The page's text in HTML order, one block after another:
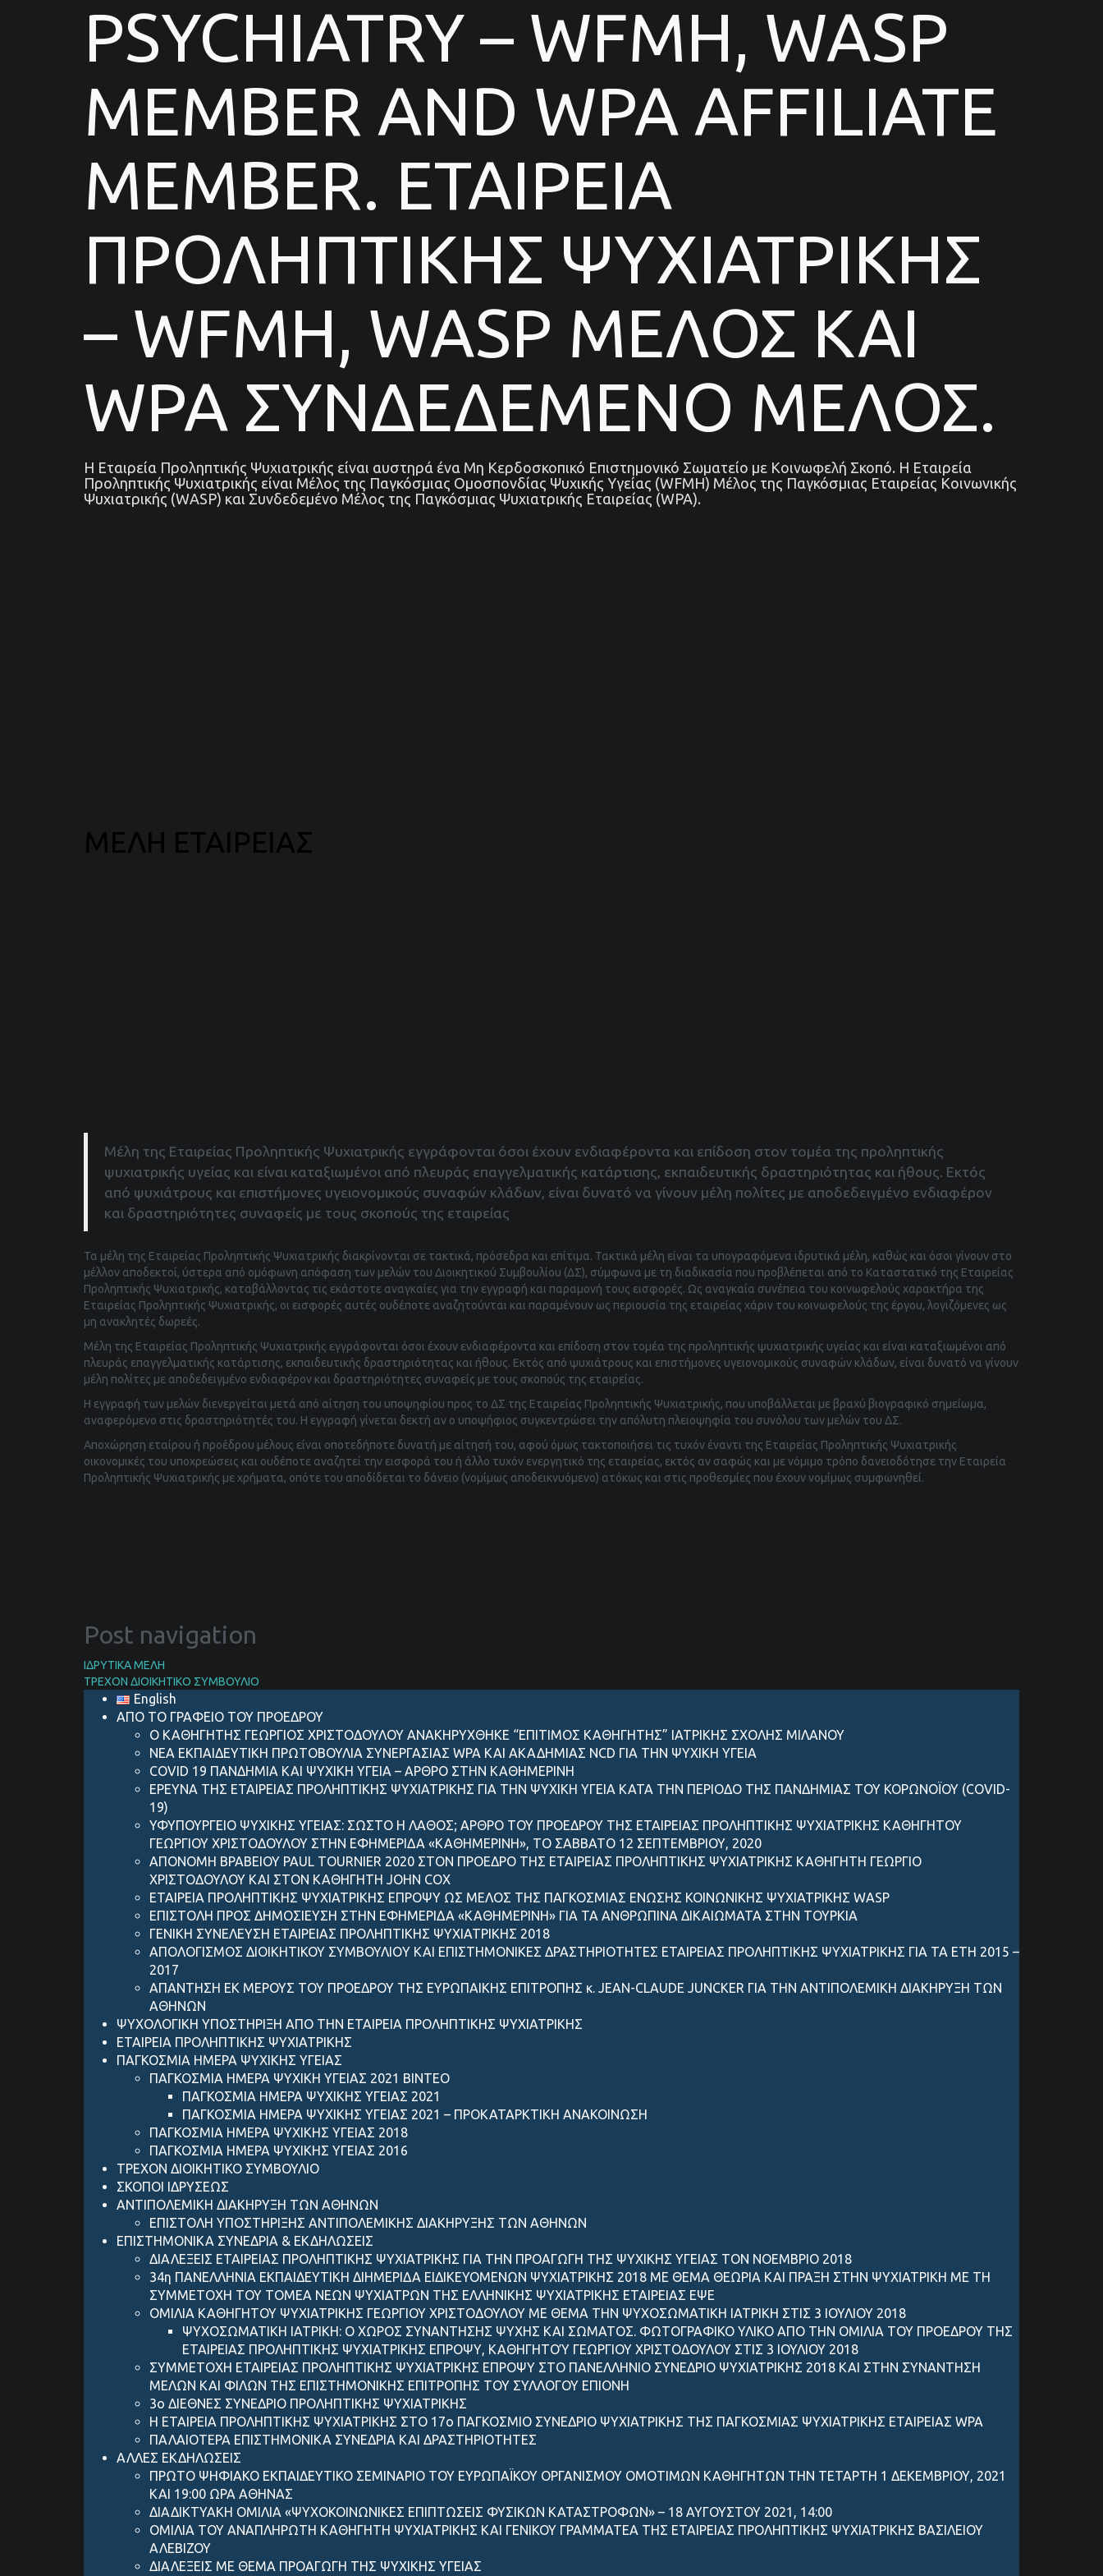
PSYCHIATRY – WFMH, WASP
MEMBER AND WPA AFFILIATE
MEMBER. ΕΤΑΙΡΕΙΑ
ΠΡΟΛΗΠΤΙΚΗΣ ΨΥΧΙΑΤΡΙΚΗΣ
– WFMH, WASP ΜΕΛΟΣ ΚΑΙ
WPA ΣΥΝΔΕΔΕΜΕΝΟ ΜΕΛΟΣ.
Η Εταιρεία Προληπτικής Ψυχιατρικής είναι αυστηρά ένα Μη Κερδοσκοπικό Επιστημονικό Σωματείο με Κοινωφελή Σκοπό. Η Εταιρεία
Προληπτικής Ψυχιατρικής είναι Μέλος της Παγκόσμιας Ομοσπονδίας Ψυχικής Υγείας (WFMH) Μέλος της Παγκόσμιας Εταιρείας Κοινωνικής
Ψυχιατρικής (WASP) και Συνδεδεμένο Μέλος της Παγκόσμιας Ψυχιατρικής Εταιρείας (WPA).
ΜΕΛΗ ΕΤΑΙΡΕΙΑΣ
Μέλη της Εταιρείας Προληπτικής Ψυχιατρικής εγγράφονται όσοι έχουν ενδιαφέροντα και επίδοση στον τομέα της προληπτικής
ψυχιατρικής υγείας και είναι καταξιωμένοι από πλευράς επαγγελματικής κατάρτισης, εκπαιδευτικής δραστηριότητας και ήθους. Εκτός
από ψυχιάτρους και επιστήμονες υγειονομικούς συναφών κλάδων, είναι δυνατό να γίνουν μέλη πολίτες με αποδεδειγμένο ενδιαφέρον
και δραστηριότητες συναφείς με τους σκοπούς της εταιρείας
Τα μέλη της Εταιρείας Προληπτικής Ψυχιατρικής διακρίνονται σε τακτικά, πρόσεδρα και επίτιμα. Τακτικά μέλη είναι τα υπογραφόμενα ιδρυτικά μέλη, καθώς και όσοι γίνουν στο
μέλλον αποδεκτοί, ύστερα από ομόφωνη απόφαση των μελών του Διοικητικού Συμβουλίου (ΔΣ), σύμφωνα με τη διαδικασία που προβλέπεται από το Καταστατικό της Εταιρείας
Προληπτικής Ψυχιατρικής, καταβάλλοντας τις εκάστοτε αναγκαίες για την εγγραφή και παραμονή τους εισφορές. Ως αναγκαία συνέπεια του κοινωφελούς χαρακτήρα της
Εταιρείας Προληπτικής Ψυχιατρικής, οι εισφορές αυτές ουδέποτε αναζητούνται και παραμένουν ως περιουσία της εταιρείας χάριν του κοινωφελούς της έργου, λογιζόμενες ως
μη ανακλητές δωρεές.
Μέλη της Εταιρείας Προληπτικής Ψυχιατρικής εγγράφονται όσοι έχουν ενδιαφέροντα και επίδοση στον τομέα της προληπτικής ψυχιατρικής υγείας και είναι καταξιωμένοι από
πλευράς επαγγελματικής κατάρτισης, εκπαιδευτικής δραστηριότητας και ήθους. Εκτός από ψυχιάτρους και επιστήμονες υγειονομικούς συναφών κλάδων, είναι δυνατό να γίνουν
μέλη πολίτες με αποδεδειγμένο ενδιαφέρον και δραστηριότητες συναφείς με τους σκοπούς της εταιρείας.
Η εγγραφή των μελών διενεργείται μετά από αίτηση του υποψηφίου προς το ΔΣ της Εταιρείας Προληπτικής Ψυχιατρικής, που υποβάλλεται με βραχύ βιογραφικό σημείωμα,
αναφερόμενο στις δραστηριότητές του. Η εγγραφή γίνεται δεκτή αν ο υποψήφιος συγκεντρώσει την απόλυτη πλειοψηφία του συνόλου των μελών του ΔΣ.
Αποχώρηση εταίρου ή προέδρου μέλους είναι οποτεδήποτε δυνατή με αίτησή του, αφού όμως τακτοποιήσει τις τυχόν έναντι της Εταιρείας Προληπτικής Ψυχιατρικής
οικονομικές του υποχρεώσεις και ουδέποτε αναζητεί την εισφορά του ή άλλο τυχόν ενεργητικό της εταιρείας, εκτός αν σαφώς και με νόμιμο τρόπο δανειοδότησε την Εταιρεία
Προληπτικής Ψυχιατρικής με χρήματα, οπότε του αποδίδεται το δάνειο (νομίμως αποδεικνυόμενο) ατόκως και στις προθεσμίες που έχουν νομίμως συμφωνηθεί.
Post navigation
ΙΔΡΥΤΙΚΑ ΜΕΛΗ
ΤΡΕΧΟΝ ΔΙΟΙΚΗΤΙΚΟ ΣΥΜΒΟΥΛΙΟ
English
ΑΠΟ ΤΟ ΓΡΑΦΕΙΟ ΤΟΥ ΠΡΟΕΔΡΟΥ
Ο ΚΑΘΗΓΗΤΗΣ ΓΕΩΡΓΙΟΣ ΧΡΙΣΤΟΔΟΥΛΟΥ ΑΝΑΚΗΡΥΧΘΗΚΕ “ΕΠΙΤΙΜΟΣ ΚΑΘΗΓΗΤΗΣ” ΙΑΤΡΙΚΗΣ ΣΧΟΛΗΣ ΜΙΛΑΝΟΥ
ΝΕΑ ΕΚΠΑΙΔΕΥΤΙΚΗ ΠΡΩΤΟΒΟΥΛΙΑ ΣΥΝΕΡΓΑΣΙΑΣ WPA ΚΑΙ ΑΚΑΔΗΜΙΑΣ NCD ΓΙΑ ΤΗΝ ΨΥΧΙΚΗ ΥΓΕΙΑ
COVID 19 ΠΑΝΔΗΜIΑ ΚΑΙ ΨΥΧΙΚH ΥΓΕIΑ – AΡΘΡΟ ΣΤΗΝ ΚΑΘΗΜΕΡΙΝH
ΕΡΕΥΝΑ ΤΗΣ ΕΤΑΙΡΕΙΑΣ ΠΡΟΛΗΠΤΙΚΗΣ ΨΥΧΙΑΤΡΙΚΗΣ ΓΙΑ ΤΗΝ ΨΥΧΙΚΗ ΥΓΕΙΑ ΚΑΤΑ ΤΗΝ ΠΕΡΙΟΔΟ ΤΗΣ ΠΑΝΔΗΜΙΑΣ ΤΟΥ ΚΟΡΩΝΟΪΟΥ (COVID-
19)
ΥΦΥΠΟΥΡΓΕΙΟ ΨΥΧΙΚΗΣ ΥΓΕΙΑΣ: ΣΩΣΤΟ Η ΛΑΘΟΣ; ΑΡΘΡΟ ΤΟΥ ΠΡΟΕΔΡΟΥ ΤΗΣ ΕΤΑΙΡΕΙΑΣ ΠΡΟΛΗΠΤΙΚΗΣ ΨΥΧΙΑΤΡΙΚΗΣ ΚΑΘΗΓΗΤΟΥ
ΓΕΩΡΓΙΟΥ ΧΡΙΣΤΟΔΟΥΛΟΥ ΣΤΗΝ ΕΦΗΜΕΡΙΔΑ «ΚΑΘΗΜΕΡΙΝΗ», ΤΟ ΣΑΒΒΑΤΟ 12 ΣΕΠΤΕΜΒΡΙΟΥ, 2020
ΑΠΟΝΟΜΗ ΒΡΑΒΕΙΟΥ PAUL TOURNIER 2020 ΣΤΟΝ ΠΡΟΕΔΡΟ ΤΗΣ ΕΤΑΙΡΕΙΑΣ ΠΡΟΛΗΠΤΙΚΗΣ ΨΥΧΙΑΤΡΙΚΗΣ ΚΑΘΗΓΗΤΗ ΓΕΩΡΓΙΟ
ΧΡΙΣΤΟΔΟΥΛΟΥ ΚΑΙ ΣΤΟΝ ΚΑΘΗΓΗΤΗ JOHN COX
ΕΤΑΙΡΕΙΑ ΠΡΟΛΗΠΤΙΚΗΣ ΨΥΧΙΑΤΡΙΚΗΣ ΕΠΡΟΨΥ ΩΣ ΜΕΛΟΣ ΤΗΣ ΠΑΓΚΟΣΜΙΑΣ ΕΝΩΣΗΣ ΚΟΙΝΩΝΙΚΗΣ ΨΥΧΙΑΤΡΙΚΗΣ WASP
ΕΠΙΣΤΟΛΗ ΠΡΟΣ ΔΗΜΟΣΙΕΥΣΗ ΣΤΗΝ ΕΦΗΜΕΡΙΔΑ «ΚΑΘΗΜΕΡΙΝΗ» ΓΙΑ ΤΑ ΑΝΘΡΩΠΙΝΑ ΔΙΚΑΙΩΜΑΤΑ ΣΤΗΝ ΤΟΥΡΚΙΑ
ΓΕΝΙΚΗ ΣΥΝΕΛΕΥΣΗ ΕΤΑΙΡΕΙΑΣ ΠΡΟΛΗΠΤΙΚΗΣ ΨΥΧΙΑΤΡΙΚΗΣ 2018
ΑΠΟΛΟΓΙΣΜΟΣ ΔΙΟΙΚΗΤΙΚΟΥ ΣΥΜΒΟΥΛΙΟY KAI ΕΠΙΣΤΗΜΟΝΙΚΕΣ ΔΡΑΣΤΗΡΙΟΤΗΤΕΣ ΕΤΑΙΡΕΙΑΣ ΠΡΟΛΗΠΤΙΚΗΣ ΨΥΧΙΑΤΡΙΚΗΣ ΓΙΑ ΤΑ ΕΤΗ 2015 –
2017
ΑΠΑΝΤΗΣΗ ΕΚ ΜΕΡΟΥΣ ΤΟΥ ΠΡΟΕΔΡΟΥ ΤΗΣ ΕΥΡΩΠΑΙΚΗΣ ΕΠΙΤΡΟΠΗΣ κ. JEAN-CLAUDE JUNCKER ΓΙΑ ΤΗΝ ΑΝΤΙΠΟΛΕΜΙΚΗ ΔΙΑΚΗΡΥΞΗ ΤΩΝ
ΑΘΗΝΩΝ
ΨΥΧΟΛΟΓΙΚΗ ΥΠΟΣΤΗΡΙΞΗ ΑΠΟ ΤΗΝ ΕΤΑΙΡΕΙΑ ΠΡΟΛΗΠΤΙΚΗΣ ΨΥΧΙΑΤΡΙΚΗΣ
ΕΤΑΙΡΕΙΑ ΠΡΟΛΗΠΤΙΚΗΣ ΨΥΧΙΑΤΡΙΚΗΣ
ΠΑΓΚΟΣΜΙΑ ΗΜΕΡΑ ΨΥΧΙΚΗΣ ΥΓΕΙΑΣ
ΠΑΓΚΟΣΜΙΑ ΗΜΕΡΑ ΨΥΧΙΚΗ ΥΓΕΙΑΣ 2021 ΒΙΝΤΕΟ
ΠΑΓΚΟΣΜΙΑ ΗΜΕΡΑ ΨΥΧΙΚΗΣ ΥΓΕΙΑΣ 2021
ΠΑΓΚΟΣΜΙΑ ΗΜΕΡΑ ΨΥΧΙΚΗΣ ΥΓΕΙΑΣ 2021 – ΠΡΟΚΑΤΑΡΚΤΙΚΗ ΑΝΑΚΟΙΝΩΣΗ
ΠΑΓΚΟΣΜΙΑ ΗΜΕΡΑ ΨΥΧΙΚΗΣ ΥΓΕΙΑΣ 2018
ΠΑΓΚΟΣΜΙΑ ΗΜΕΡΑ ΨΥΧΙΚΗΣ ΥΓΕΙΑΣ 2016
ΤΡΕΧΟΝ ΔΙΟΙΚΗΤΙΚΟ ΣΥΜΒΟΥΛΙΟ
ΣΚΟΠΟΙ ΙΔΡΥΣΕΩΣ
ANTIΠΟΛΕΜΙΚΗ ΔΙΑΚΗΡΥΞΗ ΤΩΝ ΑΘΗΝΩΝ
ΕΠΙΣΤΟΛΗ ΥΠΟΣΤΗΡΙΞΗΣ ANTIΠΟΛΕΜΙΚΗΣ ΔΙΑΚΗΡΥΞΗΣ ΤΩΝ ΑΘΗΝΩΝ
ΕΠΙΣΤΗΜΟΝΙΚΑ ΣΥΝΕΔΡΙΑ & ΕΚΔΗΛΩΣΕΙΣ
ΔΙΑΛΕΞΕΙΣ ΕΤΑΙΡΕΙΑΣ ΠΡΟΛΗΠΤΙΚΗΣ ΨΥΧΙΑΤΡΙΚΗΣ ΓΙΑ ΤΗΝ ΠΡΟΑΓΩΓΗ ΤΗΣ ΨΥΧΙΚΗΣ ΥΓΕΙΑΣ ΤΟΝ ΝΟΕΜΒΡΙΟ 2018
34η ΠΑΝΕΛΛΗΝΙΑ ΕΚΠΑΙΔΕΥΤΙΚΗ ΔΙΗΜΕΡΙΔΑ ΕΙΔΙΚΕΥΟΜΕΝΩΝ ΨΥΧΙΑΤΡΙΚΗΣ 2018 ΜΕ ΘΕΜΑ ΘΕΩΡΙΑ ΚΑΙ ΠΡΑΞΗ ΣΤΗΝ ΨΥΧΙΑΤΡΙΚΗ ΜΕ ΤΗ
ΣΥΜΜΕΤΟΧΗ ΤΟΥ ΤΟΜΕΑ ΝΕΩΝ ΨΥΧΙΑΤΡΩΝ ΤΗΣ ΕΛΛΗΝΙΚΗΣ ΨΥΧΙΑΤΡΙΚΗΣ ΕΤΑΙΡΕΙΑΣ ΕΨΕ
ΟΜΙΛΙΑ ΚΑΘΗΓΗΤΟΥ ΨΥΧΙΑΤΡΙΚΗΣ ΓEΩΡΓIΟΥ ΧΡΙΣΤΟΔΟΥΛΟΥ ΜΕ ΘΕΜΑ ΤΗΝ ΨΥΧΟΣΩΜΑΤΙΚΗ ΙΑΤΡΙΚΗ ΣΤΙΣ 3 ΙΟΥΛΙΟΥ 2018
ΨΥΧΟΣΩΜΑΤΙΚΗ ΙΑΤΡΙΚΗ: Ο ΧΩΡΟΣ ΣΥΝΑΝΤΗΣΗΣ ΨΥΧΗΣ ΚΑΙ ΣΩΜΑΤΟΣ. ΦΩΤΟΓΡΑΦΙΚΟ ΥΛΙΚΟ ΑΠΟ ΤΗΝ ΟΜΙΛΙΑ ΤΟΥ ΠΡΟΕΔΡΟΥ ΤΗΣ
ΕΤΑΙΡΕΙΑΣ ΠΡΟΛΗΠΤΙΚΗΣ ΨΥΧΙΑΤΡΙΚΗΣ ΕΠΡΟΨΥ, ΚΑΘΗΓΗΤΟΎ ΓΕΩΡΓΙΟΥ ΧΡΙΣΤΟΔΟΥΛΟΥ ΣΤΙΣ 3 ΙΟΥΛΙΟΥ 2018
ΣΥΜΜΕΤΟΧΗ ΕΤΑΙΡΕΙΑΣ ΠΡΟΛΗΠΤΙΚΗΣ ΨΥΧΙΑΤΡΙΚΗΣ ΕΠΡΟΨΥ ΣΤΟ ΠΑΝΕΛΛΗΝΙΟ ΣΥΝΕΔΡΙΟ ΨΥΧΙΑΤΡΙΚΗΣ 2018 ΚΑΙ ΣΤΗΝ ΣΥΝΑΝΤΗΣΗ
ΜΕΛΩΝ ΚΑΙ ΦΙΛΩΝ ΤΗΣ ΕΠΙΣΤΗΜΟΝΙΚΗΣ ΕΠΙΤΡΟΠΗΣ ΤΟΥ ΣΥΛΛΟΓΟΥ ΕΠΙΟΝΗ
3ο ΔΙΕΘΝΕΣ ΣΥΝΕΔΡΙΟ ΠΡΟΛΗΠΤΙΚΗΣ ΨΥΧΙΑΤΡΙΚΗΣ
Η ΕΤΑΙΡΕΙΑ ΠΡΟΛΗΠΤΙΚΗΣ ΨΥΧΙΑΤΡΙΚΗΣ ΣΤΟ 17ο ΠΑΓΚΟΣΜΙΟ ΣΥΝΕΔΡΙΟ ΨΥΧΙΑΤΡΙΚΗΣ ΤΗΣ ΠΑΓΚΟΣΜΙΑΣ ΨΥΧΙΑΤΡΙΚΗΣ ΕΤΑΙΡΕΙΑΣ WPA
ΠΑΛΑΙΟΤΕΡΑ ΕΠΙΣΤΗΜΟΝΙΚΑ ΣΥΝΕΔΡΙΑ ΚΑΙ ΔΡΑΣΤΗΡΙΟΤΗΤΕΣ
ΑΛΛΕΣ ΕΚΔΗΛΩΣΕΙΣ
ΠΡΩΤΟ ΨΗΦΙΑΚΟ ΕΚΠΑΙΔΕΥΤΙΚΟ ΣΕΜΙΝΑΡΙΟ ΤΟΥ ΕΥΡΩΠΑΪΚΟΥ ΟΡΓΑΝΙΣΜΟΥ ΟΜΟΤΙΜΩΝ ΚΑΘΗΓΗΤΩΝ ΤΗΝ ΤΕΤΑΡΤΗ 1 ΔΕΚΕΜΒΡΙΟΥ, 2021
ΚΑΙ 19:00 ΩΡΑ ΑΘΗΝΑΣ
ΔΙΑΔΙΚΤΥΑΚΗ ΟΜΙΛΙΑ «ΨΥΧΟΚΟΙΝΩΝΙΚΕΣ ΕΠΙΠΤΩΣΕΙΣ ΦΥΣΙΚΩΝ ΚΑΤΑΣΤΡΟΦΩΝ» – 18 ΑΥΓΟΥΣΤΟΥ 2021, 14:00
ΟΜΙΛΙΑ ΤΟΥ ΑΝΑΠΛΗΡΩΤΗ ΚΑΘΗΓΗΤΗ ΨΥΧΙΑΤΡΙΚΗΣ ΚΑΙ ΓΕΝΙΚΟΥ ΓΡΑΜΜΑΤΕΑ ΤΗΣ ΕΤΑΙΡΕΙΑΣ ΠΡΟΛΗΠΤΙΚΗΣ ΨΥΧΙΑΤΡΙΚΗΣ ΒΑΣΙΛΕΙΟΥ
ΑΛΕΒΙΖΟΥ
ΔΙΑΛΕΞΕΙΣ ΜΕ ΘΕΜΑ ΠΡΟΑΓΩΓΗ ΤΗΣ ΨΥΧΙΚΗΣ ΥΓΕΙΑΣ